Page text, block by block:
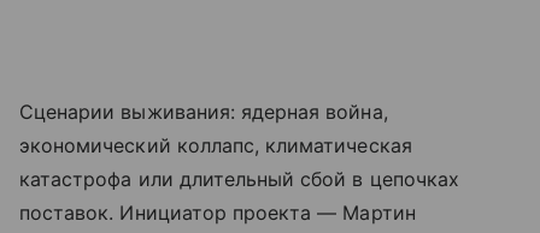
Сценарии выживания: ядерная война,
экономический коллапс, климатическая
катастрофа или длительный сбой в цепочках
поставок. Инициатор проекта — Мартин